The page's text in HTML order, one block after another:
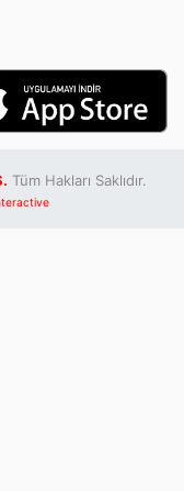
Tüm Hakları Saklıdır.